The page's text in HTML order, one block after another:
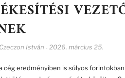
Czeczon István - 2026. március 25.
cég eredményiben is súlyos